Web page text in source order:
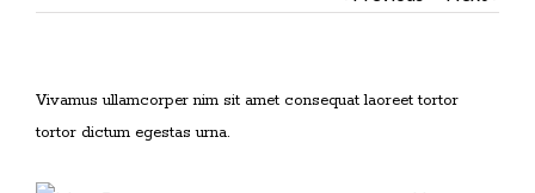
Vivamus ullamcorper nim sit amet consequat laoreet tortor
tortor dictum egestas urna.